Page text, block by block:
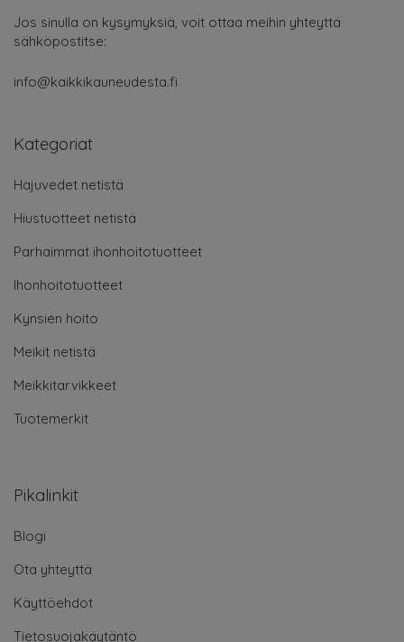
Jos sinulla on kysymyksiä, voit ottaa meihin yhteyttä
sähköpostitse:
info@kaikkikauneudesta.fi
Kategoriat
Hajuvedet netistä
Hiustuotteet netistä
Parhaimmat ihonhoitotuotteet
Ihonhoitotuotteet
Kynsien hoito
Meikit netistä
Meikkitarvikkeet
Tuotemerkit
Pikalinkit
Blogi
Ota yhteyttä
Käyttöehdot
Tietosuojakäytäntö